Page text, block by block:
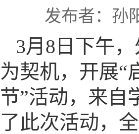
发布者：孙
3月8日下午
为契机，开展“
节”活动，来自
了此次活动，